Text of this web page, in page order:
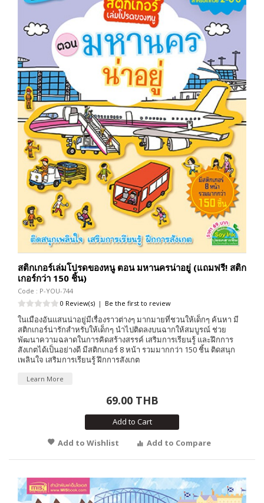
สติกเกอร์เล่มโปรดของหนู ตอน มหานครน่าอยู่ (แถมฟรี! สติก
เกอร์กว่า 150 ชิ้น)
Code : P-YOU-744
0 Review(s) | Be the first to review
ในเมืองอันแสนน่าอยู่มีเรื่องราวต่างๆ มากมายที่ชวนให้เด็กๆ ค้นหา มี
สติกเกอร์น่ารักสำหรับให้เด็กๆ นำไปติดลงบนฉากให้สมบูรณ์ ช่วย
พัฒนาความฉลาดในการคิดสร้างสรรค์ เสริมการเรียนรู้ และฝึกการ
สังเกตได้เป็นอย่างดี มีสติกเกอร์ 8 หน้า รวมมากกว่า 150 ชิ้น ติดสนุก
เพลินใจ เสริมการเรียนรู้ ฝึกการสังเกต
Learn More
69.00 THB
Add to Cart
Add to Wishlist
Add to Compare